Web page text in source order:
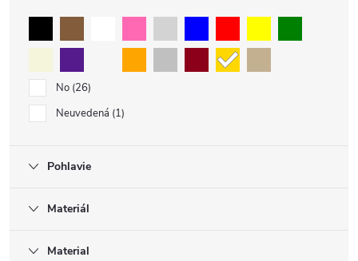
No 26
Neuvedená 1
Pohlavie
Materiál
Material